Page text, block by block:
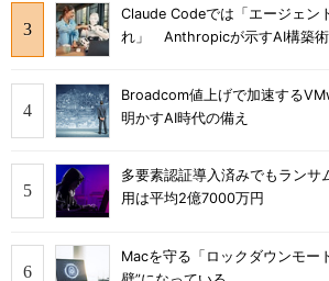
Claude Codeでは「エージェン
れ」 Anthropicが示すAI構築術
Broadcom値上げで加速する
明かすAI時代の備え
多要素認証導入済みでもラン
用は平均2億7000万円
Macを守る「ロックダウンモー